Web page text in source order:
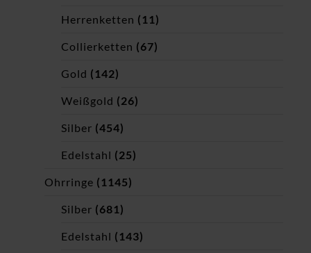
Herrenketten (11)
Collierketten (67)
Gold (142)
Weißgold (26)
Silber (454)
Edelstahl (25)
Ohrringe (1145)
Silber (681)
Edelstahl (143)